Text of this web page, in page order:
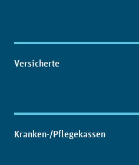
Versicherte
Kranken-/Pflegekassen